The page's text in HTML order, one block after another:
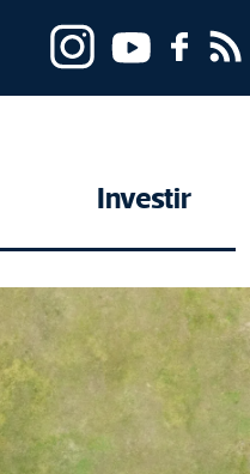
Investir